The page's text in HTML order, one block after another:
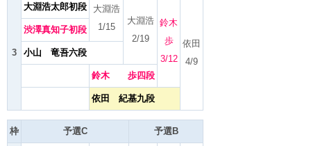
3
大淵浩太郎初段
大淵浩
1/15
大淵浩
2/19
鈴木
歩
3/12
依田
4/9
渋澤真知子初段
小山 竜吾六段
鈴木 歩四段
依田 紀基九段
枠 予選C 予選B